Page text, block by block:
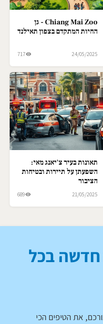
Chiang Mai Zoo - גן
החיות המתקדם בצפון תאילנד
24/05/2025
717
תאונות בעיר צ'יאנג מאי:
השפעתן על תיירות ובטיחות
הציבור
21/05/2025
689
בכל
את הטיפים הכי